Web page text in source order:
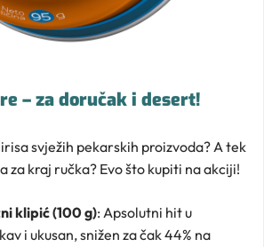
– za doručak i desert!
svježih pekarskih proizvoda? A tek
za kraj ručka? Evo što kupiti na akciji!
klipić (100 g): Apsolutni hit u
i ukusan, snižen za čak 44% na